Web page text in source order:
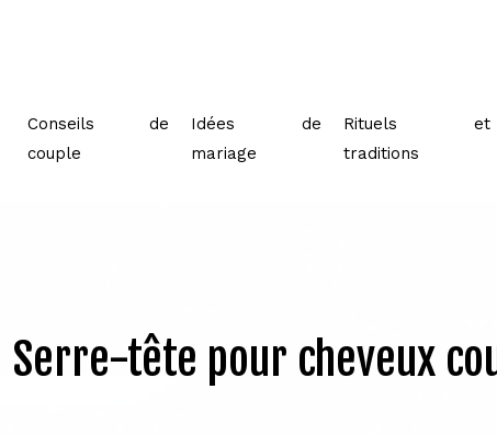
Conseils de
couple
Idées de
mariage
Rituels et
traditions
Serre-tête pour cheveux